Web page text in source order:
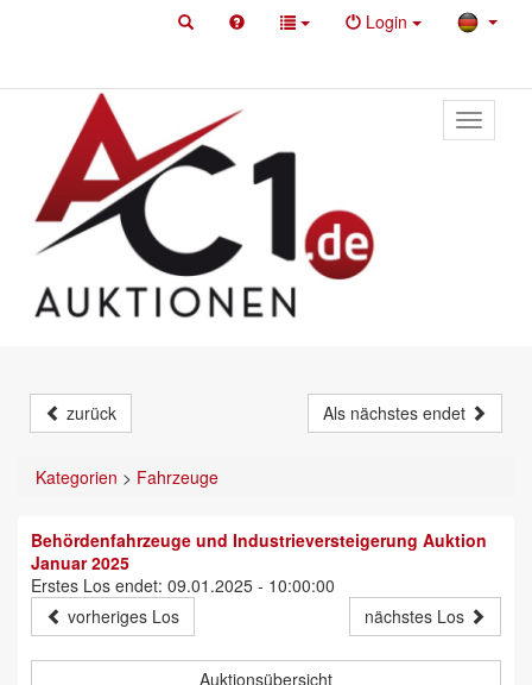
Login
Toggle
primary
zurück Als nächstes endet
Kategorien > Fahrzeuge
Behördenfahrzeuge und Industrieversteigerung Auktion
Januar 2025
Erstes Los endet: 09.01.2025 - 10:00:00
vorheriges Los
nächstes Los
Auktionsübersicht